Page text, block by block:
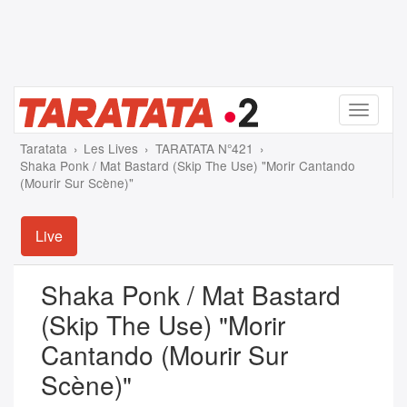
Menu
Taratata Les Lives
TARATATA N°421
Shaka Ponk / Mat Bastard (Skip The Use) "Morir Cantando
(Mourir Sur Scène)"
Live
Shaka Ponk / Mat Bastard
(Skip The Use) "Morir
Cantando (Mourir Sur
Scène)"